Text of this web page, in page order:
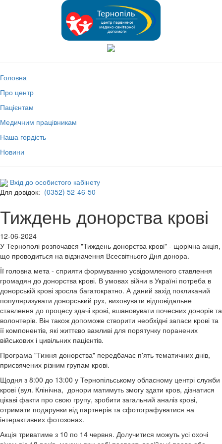
Головна
Про центр
Пацієнтам
Медичним працівникам
Наша гордість
Новини
Вхід до особистого кабінету
Для довідок: (0352) 52-46-50
Тиждень донорства крові
12-06-2024
У Тернополі розпочався "Тиждень донорства крові" - щорічна акція,
що проводиться на відзначення Всесвітнього Дня донора.
Її головна мета - сприяти формуванню усвідомленого ставлення
громадян до донорства крові. В умовах війни в Україні потреба в
донорській крові зросла багатократно. А даний захід покликаний
популяризувати донорський рух, виховувати відповідальне
ставлення до процесу здачі крові, вшановувати почесних донорів та
волонтерів. Він також допоможе створити необхідні запаси крові та
її компонентів, які життєво важливі для порятунку поранених
військових і цивільних пацієнтів.
Програма "Тижня донорства" передбачає п'ять тематичних днів,
присвячених різним групам крові.
Щодня з 8:00 до 13:00 у Тернопільському обласному центрі служби
крові (вул. Клінічна, донори матимуть змогу здати кров, дізнатися
цікаві факти про свою групу, зробити загальний аналіз крові,
отримати подарунки від партнерів та сфотографуватися на
інтерактивних фотозонах.
Акція триватиме з 10 по 14 червня. Долучитися можуть усі охочі